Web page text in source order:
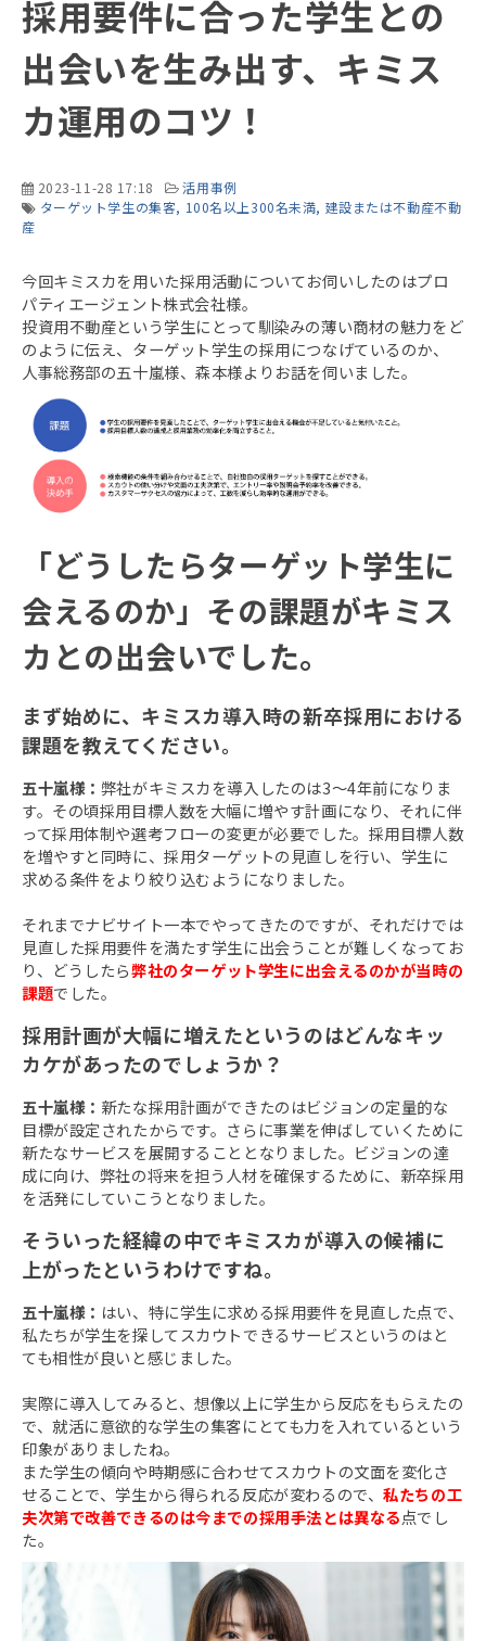
採用要件に合った学生との
出会いを生み出す、キミス
カ運用のコツ！
2023-11-28 17:18
活用事例
ターゲット学生の集客
100名以上300名未満 建設または不動産不動
産
今回キミスカを用いた採用活動についてお伺いしたのはプロ
パティエージェント株式会社様。
投資用不動産という学生にとって馴染みの薄い商材の魅力をど
のように伝え、ターゲット学生の採用につなげているのか、
人事総務部の五十嵐様、森本様よりお話を伺いました。
「どうしたらターゲット学生に
会えるのか」その課題がキミス
カとの出会いでした。
まず始めに、キミスカ導入時の新卒採用における
課題を教えてください。
五十嵐様： 弊社がキミスカを導入したのは3〜4年前になりま
す。その頃採用目標人数を大幅に増やす計画になり、それに伴
って採用体制や選考フローの変更が必要でした。採用目標人数
を増やすと同時に、採用ターゲットの見直しを行い、学生に
求める条件をより絞り込むようになりました。
それまでナビサイト一本でやってきたのですが、それだけでは
見直した採用要件を満たす学生に出会うことが難しくなってお
り、どうしたら弊社のターゲット学生に出会えるのかが当時の
課題でした。
採用計画が大幅に増えたというのはどんなキッ
カケがあったのでしょうか？
五十嵐様： 新たな採用計画ができたのはビジョンの定量的な
目標が設定されたからです。さらに事業を伸ばしていくために
新たなサービスを展開することとなりました。ビジョンの達
成に向け、弊社の将来を担う人材を確保するために、新卒採用
を活発にしていこうとなりました。
そういった経緯の中でキミスカが導入の候補に
上がったというわけですね。
五十嵐様： はい、特に学生に求める採用要件を見直した点で、
私たちが学生を探してスカウトできるサービスというのはと
ても相性が良いと感じました。
実際に導入してみると、想像以上に学生から反応をもらえたの
で、就活に意欲的な学生の集客にとても力を入れているという
印象がありましたね。
また学生の傾向や時期感に合わせてスカウトの文面を変化さ
せることで、学生から得られる反応が変わるので、私たちの工
夫次第で改善できるのは今までの採用手法とは異なる点でし
た。